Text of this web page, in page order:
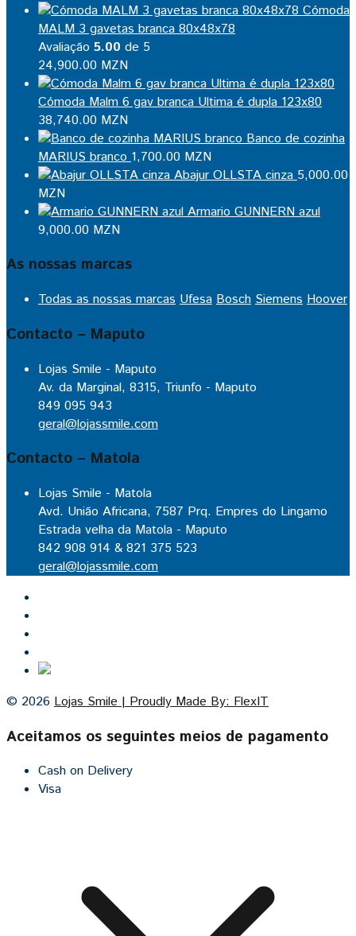
Cómoda
MALM 3 gavetas branca 80x48x78
Avaliação 5.00 de 5
24,900.00 MZN
Cómoda Malm 6 gav branca Ultima é dupla 123x80
38,740.00 MZN
Banco de cozinha
MARIUS branco 1,700.00 MZN
Abajur OLLSTA cinza 5,000.00
MZN
Armario GUNNERN azul
9,000.00 MZN
As nossas marcas
Todas as nossas marcas Ufesa Bosch Siemens Hoover
Contacto – Maputo
Lojas Smile - Maputo
Av. da Marginal, 8315, Triunfo - Maputo
849 095 943
geral@lojassmile.com
Contacto – Matola
Lojas Smile - Matola
Avd. União Africana, 7587 Prq. Empres do Lingamo
Estrada velha da Matola - Maputo
842 908 914 & 821 375 523
geral@lojassmile.com
© 2026 Lojas Smile | Proudly Made By: FlexIT
Aceitamos os seguintes meios de pagamento
Cash on Delivery
Visa